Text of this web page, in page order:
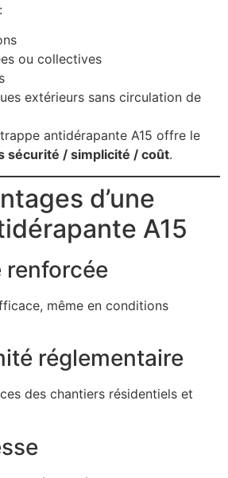
ou collectives
extérieurs sans circulation de
antidérapante A15 offre le
sécurité / simplicité / coût.
d’une
A15
même en conditions
réglementaire
des chantiers résidentiels et